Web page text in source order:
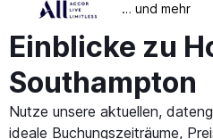
… und mehr
Einblicke zu
Southampton
Nutze unsere aktuellen,
ideale Buchungszeiträume,